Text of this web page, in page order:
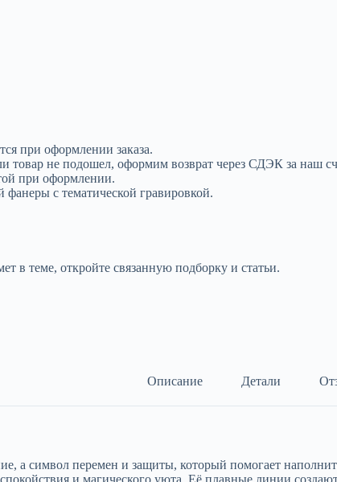
при оформлении заказа.
товар не подошел, оформим возврат через СДЭК за наш
при оформлении.
фанеры с тематической гравировкой.
в теме, откройте связанную подборку и статьи.
Описание Детали
а символ перемен и защиты, который помогает
и магического уюта. Её плавные линии